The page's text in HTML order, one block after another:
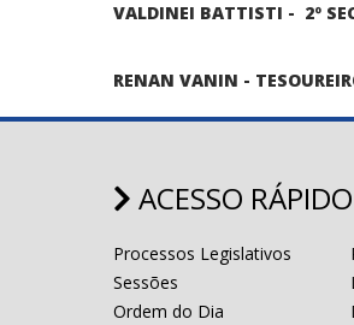
VALDINEI BATTISTI - 2º
RENAN VANIN -
ACESSO RÁPIDO
Processos Legislativos
Sessões
Ordem do Dia